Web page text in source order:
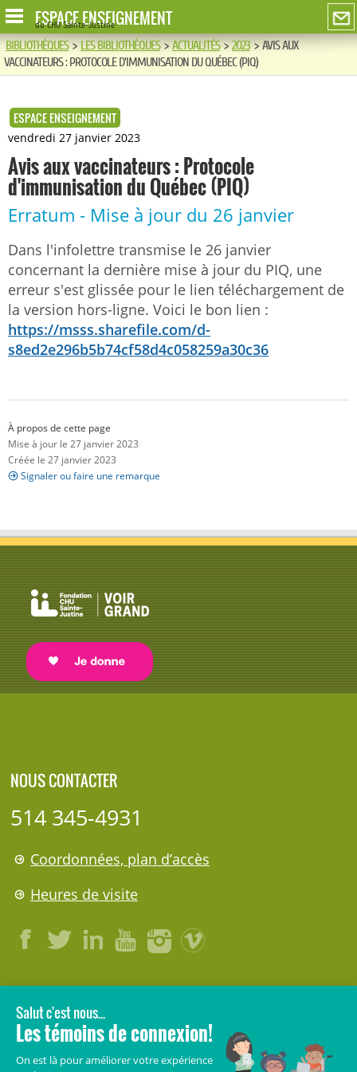
ESPACE ENSEIGNEMENT
du CHU Sainte-Justine
BIBLIOTHÈQUES>LES BIBLIOTHÈQUES>ACTUALITÉS>2023>AVIS AUX
VACCINATEURS : PROTOCOLE D'IMMUNISATION DU QUÉBEC (PIQ)
ESPACE ENSEIGNEMENT
vendredi 27 janvier 2023
Avis aux vaccinateurs : Protocole
d'immunisation du Québec (PIQ)
Erratum - Mise à jour du 26 janvier
Dans l'infolettre transmise le 26 janvier
concernant la dernière mise à jour du PIQ, une
erreur s'est glissée pour le lien téléchargement de
la version hors-ligne. Voici le bon lien :
https://msss.sharefile.com/d-
s8ed2e296b5b74cf58d4c058259a30c36
À propos de cette page
Mise à jour le 27 janvier 2023
Créée le 27 janvier 2023
Signaler ou faire une remarque
NOUS CONTACTER
514 345-4931
Coordonnées, plan d’accès
Heures de visite
LÉGAL
© 2006-2026CHU Sainte-Justine.